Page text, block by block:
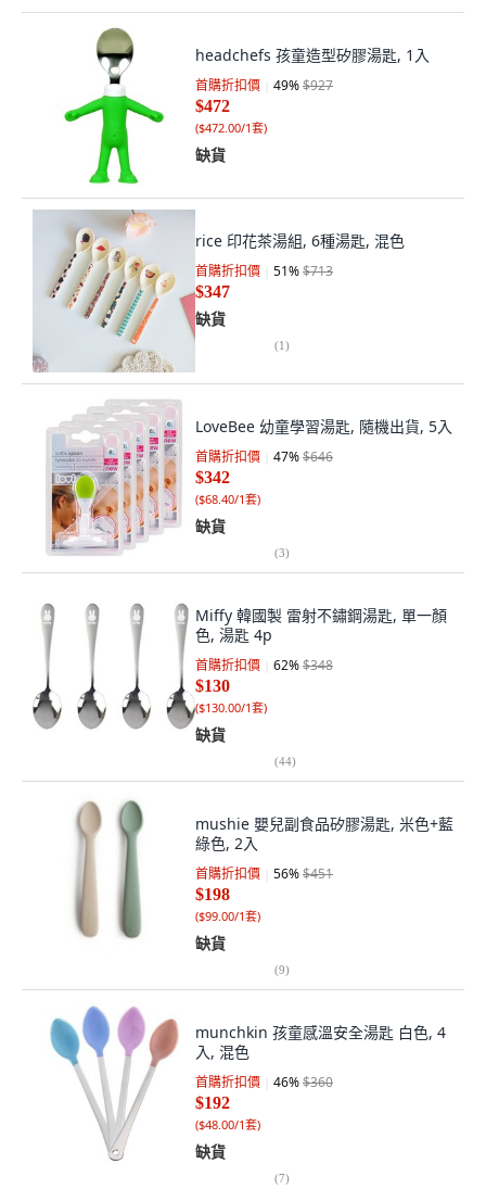
headchefs 孩童造型矽膠湯匙, 1入
首購折扣價 49%$927
$472
($472.00/1套)
缺貨
rice 印花茶湯組, 6種湯匙, 混色
首購折扣價 51%$713
$347
缺貨
(1)
LoveBee 幼童學習湯匙, 隨機出貨, 5入
首購折扣價 47%$646
$342
($68.40/1套)
缺貨
(3)
Miffy 韓國製 雷射不鏽鋼湯匙, 單一顏
色, 湯匙 4p
首購折扣價 62%$348
$130
($130.00/1套)
缺貨
(44)
mushie 嬰兒副食品矽膠湯匙, 米色+藍
綠色, 2入
首購折扣價 56%$451
$198
($99.00/1套)
缺貨
(9)
munchkin 孩童感溫安全湯匙 白色, 4
入, 混色
首購折扣價 46%$360
$192
($48.00/1套)
缺貨
(7)